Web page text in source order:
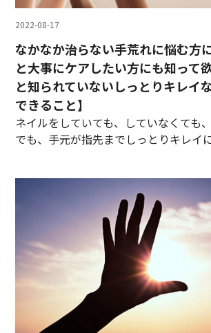
2022-08-17
なかなか治らない手荒れに悩む方
と大事にケアしたい方にも知って
と知られていないしっとりキレイ
できること】
ネイルをしていても、していなくても
でも、手元が指先までしっとりキレイ